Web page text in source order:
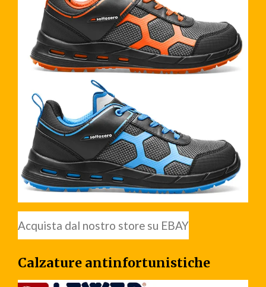
Acquista dal nostro store su EBAY
Calzature antinfortunistiche